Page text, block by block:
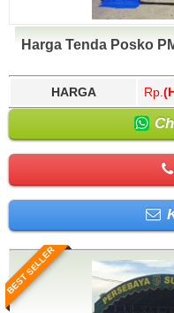
Harga Tenda Posko
HARGA Rp.
BEST SELLER